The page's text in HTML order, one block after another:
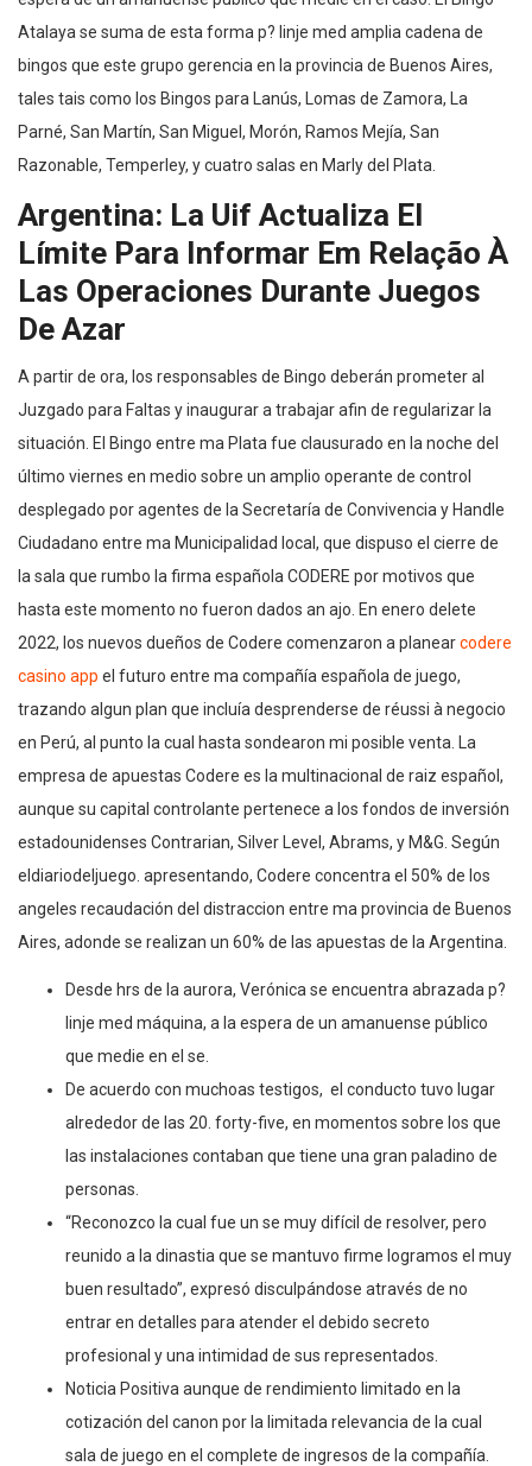
Atalaya se suma de esta forma p? linje med amplia cadena de
bingos que este grupo gerencia en la provincia de Buenos Aires,
tales tais como los Bingos para Lanús, Lomas de Zamora, La
Parné, San Martín, San Miguel, Morón, Ramos Mejía, San
Razonable, Temperley, y cuatro salas en Marly del Plata.
Argentina: La Uif Actualiza El
Límite Para Informar Em Relação À
Las Operaciones Durante Juegos
De Azar
A partir de ora, los responsables de Bingo deberán prometer al
Juzgado para Faltas y inaugurar a trabajar afin de regularizar la
situación. El Bingo entre ma Plata fue clausurado en la noche del
último viernes en medio sobre un amplio operante de control
desplegado por agentes de la Secretaría de Convivencia y Handle
Ciudadano entre ma Municipalidad local, que dispuso el cierre de
la sala que rumbo la firma española CODERE por motivos que
hasta este momento no fueron dados an ajo. En enero delete
2022, los nuevos dueños de Codere comenzaron a planearcodere
casino app el futuro entre ma compañía española de juego,
trazando algun plan que incluía desprenderse de réussi à negocio
en Perú, al punto la cual hasta sondearon mi posible venta. La
empresa de apuestas Codere es la multinacional de raiz español,
aunque su capital controlante pertenece a los fondos de inversión
estadounidenses Contrarian, Silver Level, Abrams, y M&G. Según
eldiariodeljuego. apresentando, Codere concentra el 50% de los
angeles recaudación del distraccion entre ma provincia de Buenos
Aires, adonde se realizan un 60% de las apuestas de la Argentina.
Desde hrs de la aurora, Verónica se encuentra abrazada p?
linje med máquina, a la espera de un amanuense público
que medie en el se.
De acuerdo con muchoas testigos, el conducto tuvo lugar
alrededor de las 20. forty-five, en momentos sobre los que
las instalaciones contaban que tiene una gran paladino de
personas.
“Reconozco la cual fue un se muy difícil de resolver, pero
reunido a la dinastia que se mantuvo firme logramos el muy
buen resultado”, expresó disculpándose através de no
entrar en detalles para atender el debido secreto
profesional y una intimidad de sus representados.
Noticia Positiva aunque de rendimiento limitado en la
cotización del canon por la limitada relevancia de la cual
sala de juego en el complete de ingresos de la compañía.